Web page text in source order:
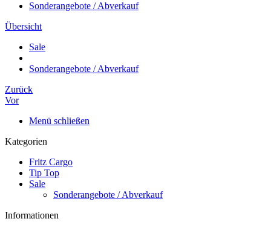
Sonderangebote / Abverkauf
Übersicht
Sale
Sonderangebote / Abverkauf
Zurück
Vor
Menü schließen
Kategorien
Fritz Cargo
Tip Top
Sale
Sonderangebote / Abverkauf
Informationen